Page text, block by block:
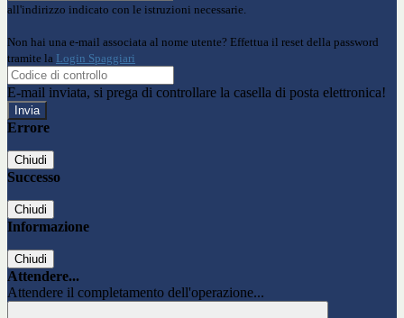
all'indirizzo indicato con le istruzioni necessarie.
Non hai una e-mail associata al nome utente? Effettua il reset della password
tramite la Login Spaggiari
E-mail inviata, si prega di controllare la casella di posta elettronica!
Errore
Chiudi
Successo
Chiudi
Informazione
Chiudi
Attendere...
Attendere il completamento dell'operazione...